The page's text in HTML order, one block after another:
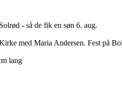
- så de fik en søn 6. aug.
med Maria Andersen. Fest på
lang